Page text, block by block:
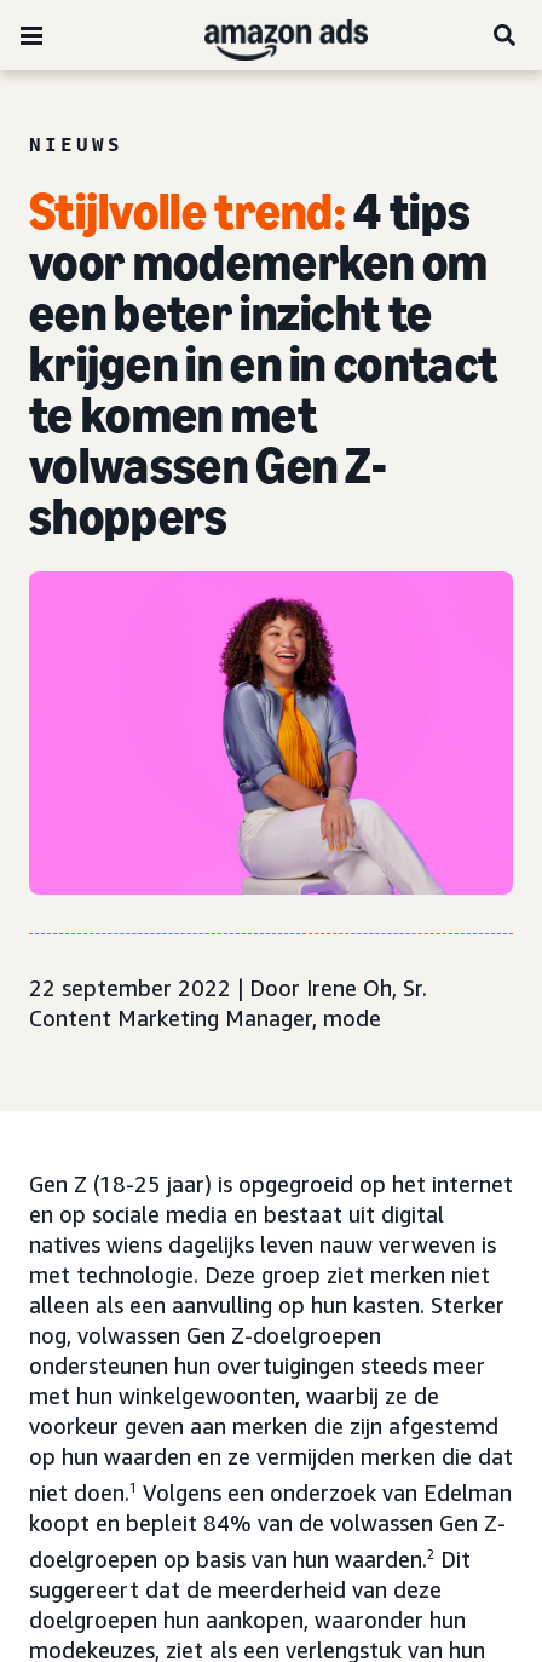
NIEUWS
Stijlvolle trend:4 tips
voor modemerken om
een beter inzicht te
krijgen in en in contact
te komen met
volwassen Gen Z-
shoppers
22 september 2022 | Door Irene Oh, Sr.
Content Marketing Manager, mode
Gen Z (18-25 jaar) is opgegroeid op het internet
en op sociale media en bestaat uit digital
natives wiens dagelijks leven nauw verweven is
met technologie. Deze groep ziet merken niet
alleen als een aanvulling op hun kasten. Sterker
nog, volwassen Gen Z-doelgroepen
ondersteunen hun overtuigingen steeds meer
met hun winkelgewoonten, waarbij ze de
voorkeur geven aan merken die zijn afgestemd
op hun waarden en ze vermijden merken die dat
niet doen.1 Volgens een onderzoek van Edelman
koopt en bepleit 84% van de volwassen Gen Z-
doelgroepen op basis van hun waarden.2
Dit
suggereert dat de meerderheid van deze
doelgroepen hun aankopen, waaronder hun
modekeuzes, ziet als een verlengstuk van hun